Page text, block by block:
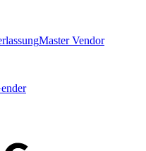
Master Vendor